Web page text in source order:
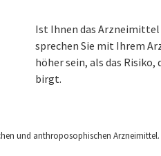
Ist Ihnen das
sprechen Sie mit Ihrem
höher sein, als das Risiko,
birgt.
und anthroposophischen Arzneimittel.